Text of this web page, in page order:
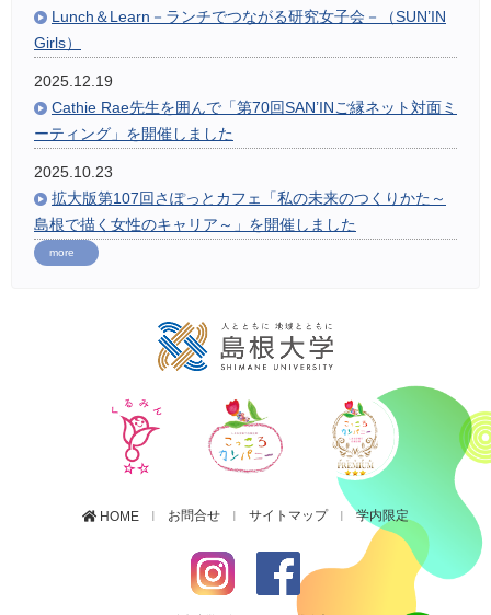
Lunch＆Learn－ランチでつながる研究女子会－（SUN’IN
Girls）
2025.12.19
Cathie Rae先生を囲んで「第70回SAN’INご縁ネット対面ミ
ーティング」を開催しました
2025.10.23
拡大版第107回さぽっとカフェ「私の未来のつくりかた～
島根で描く女性のキャリア～」を開催しました
more
HOME お問合せ サイトマップ 学内限定